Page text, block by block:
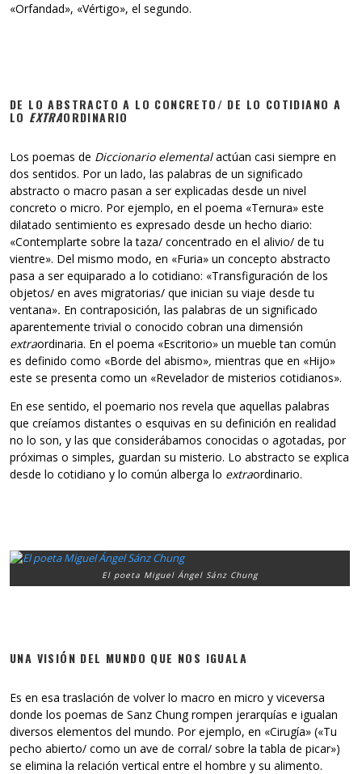
«Orfandad», «Vértigo», el segundo.
DE LO ABSTRACTO A LO CONCRETO/ DE LO COTIDIANO A
LO EXTRAORDINARIO
Los poemas de Diccionario elementalactúan casi siempre en
dos sentidos. Por un lado, las palabras de un significado
abstracto o macro pasan a ser explicadas desde un nivel
concreto o micro. Por ejemplo, en el poema «Ternura» este
dilatado sentimiento es expresado desde un hecho diario:
«Contemplarte sobre la taza/ concentrado en el alivio/ de tu
vientre». Del mismo modo, en «Furia» un concepto abstracto
pasa a ser equiparado a lo cotidiano: «Transfiguración de los
objetos/ en aves migratorias/ que inician su viaje desde tu
ventana». En contraposición, las palabras de un significado
aparentemente trivial o conocido cobran una dimensión
extraordinaria. En el poema «Escritorio» un mueble tan común
es definido como «Borde del abismo», mientras que en «Hijo»
este se presenta como un «Revelador de misterios cotidianos».
En ese sentido, el poemario nos revela que aquellas palabras
que creíamos distantes o esquivas en su definición en realidad
no lo son, y las que considerábamos conocidas o agotadas, por
próximas o simples, guardan su misterio. Lo abstracto se explica
desde lo cotidiano y lo común alberga lo extraordinario.
El poeta Miguel Ángel Sánz Chung
UNA VISIÓN DEL MUNDO QUE NOS IGUALA
Es en esa traslación de volver lo macro en micro y viceversa
donde los poemas de Sanz Chung rompen jerarquías e igualan
diversos elementos del mundo. Por ejemplo, en «Cirugía» («Tu
pecho abierto/ como un ave de corral/ sobre la tabla de picar»)
se elimina la relación vertical entre el hombre y su alimento.